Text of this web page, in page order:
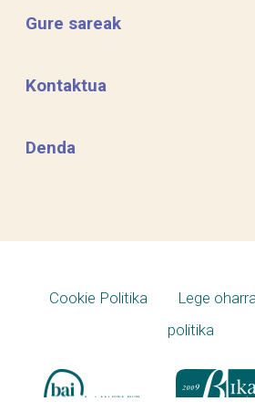
Gure sareak
Kontaktua
Denda
Cookie Politika Lege
politika